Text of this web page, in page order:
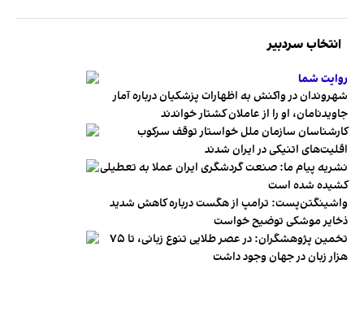
انتخاب سردبیر
روایت شما
شهروندان در واکنش به اظهارات پزشکیان درباره آمار
جاویدنامان، او را از عاملان کشتار خواندند
کارشناسان سازمان ملل خواستار توقف سرکوب
اقلیت‌های اتنیکی در ایران شدند
نشریه پیام ما: صنعت گردشگری ایران عملا به تعطیلی
کشیده شده است
واشینگتن‌پست: ترامپ از هگست درباره کاهش شدید
ذخایر موشکی توضیح خواست
تخمین پژوهشگران: در عصر طلایی تنوع زبانی، تا ۷۵
هزار زبان در جهان وجود داشت